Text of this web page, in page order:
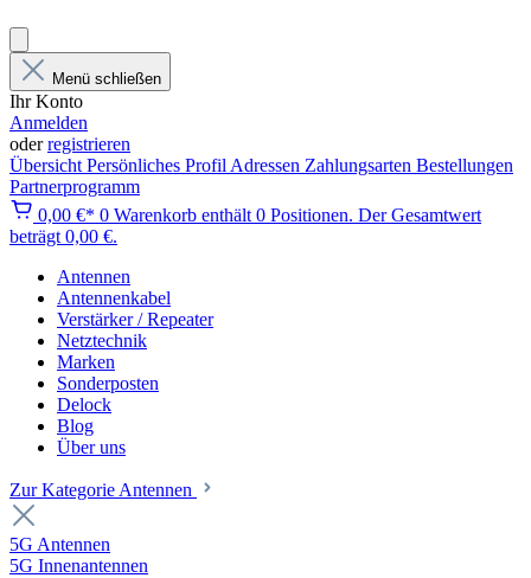
Menü schließen
Ihr Konto
Anmelden
oderregistrieren
Übersicht Persönliches Profil Adressen Zahlungsarten Bestellungen
Partnerprogramm
0,00 €* 0 Warenkorb enthält 0 Positionen. Der Gesamtwert
beträgt 0,00 €.
Antennen
Antennenkabel
Verstärker / Repeater
Netztechnik
Marken
Sonderposten
Delock
Blog
Über uns
Zur Kategorie Antennen
5G Antennen
5G Innenantennen